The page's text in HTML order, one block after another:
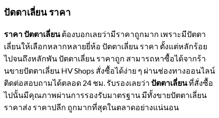
ปัตตาเลี่ยน ราคา
ราคา ปัตตาเลี่ยนต้องบอกเลยว่ามีราคาถูกมาก เพราะมีปัตตา
เลี่ยนให้เลือกหลากหลายยี่ห้อ ปัตตาเลี่ยน ราคา ตั้งแต่หลักร้อย
ไปจนถึงหลักพัน ปัตตาเลี่ยน ราคาถูก สามารถหาซื้อได้จากร้า
นขายปัตตาเลี่ยน HV Shops สั่งซื้อได้ง่าย ๆ ผ่านช่องทางออนไลน์
ติดต่อสอบถามได้ตลอด 24 ชม. รับรองเลยว่า ปัตตาเลี่ยนที่สั่งซื้อ
ไปนั้นมีคุณภาพผ่านการรองรับมาตรฐาน มีทั้งขายปัตตาเลี่ยน
ราคาส่ง ราคาปลีก ถูกมากที่สุดในตลาดอย่างแน่นอน